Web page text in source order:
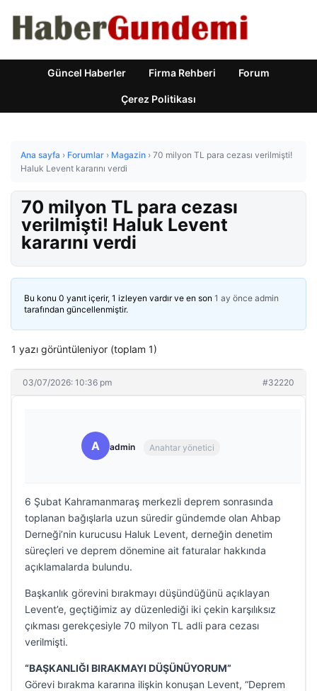
Güncel Haberler Firma Rehberi Forum
Çerez Politikası
Ana sayfa › Forumlar › Magazin › 70 milyon TL para cezası verilmişti!
Haluk Levent kararını verdi
70 milyon TL para cezası
verilmişti! Haluk Levent
kararını verdi
Bu konu 0 yanıt içerir, 1 izleyen vardır ve en son 1 ay önce admin
tarafından güncellenmiştir.
1 yazı görüntüleniyor (toplam 1)
03/07/2026: 10:36 pm #32220
A admin Anahtar yönetici
6 Şubat Kahramanmaraş merkezli deprem sonrasında
toplanan bağışlarla uzun süredir gündemde olan Ahbap
Derneği’nin kurucusu Haluk Levent, derneğin denetim
süreçleri ve deprem dönemine ait faturalar hakkında
açıklamalarda bulundu.
Başkanlık görevini bırakmayı düşündüğünü açıklayan
Levent’e, geçtiğimiz ay düzenlediği iki çekin karşılıksız
çıkması gerekçesiyle 70 milyon TL adli para cezası
verilmişti.
“BAŞKANLIĞI BIRAKMAYI DÜŞÜNÜYORUM”
Görevi bırakma kararına ilişkin konuşan Levent, “Deprem